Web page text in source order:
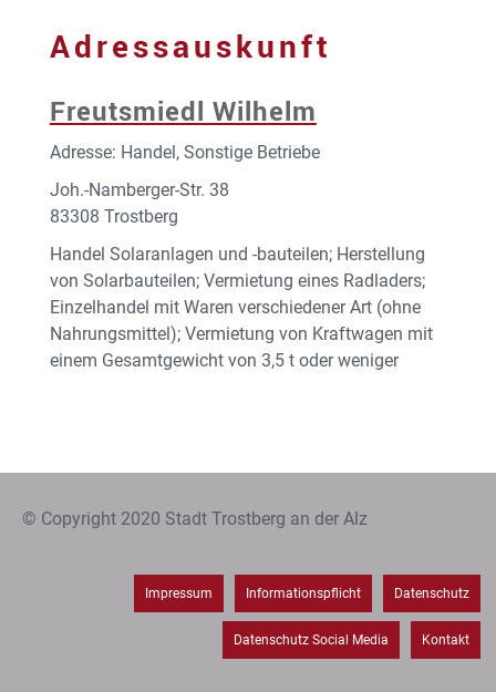
Adressauskunft
Freutsmiedl Wilhelm
Adresse: Handel, Sonstige Betriebe
Joh.-Namberger-Str. 38
83308 Trostberg
Handel Solaranlagen und -bauteilen; Herstellung
von Solarbauteilen; Vermietung eines Radladers;
Einzelhandel mit Waren verschiedener Art (ohne
Nahrungsmittel); Vermietung von Kraftwagen mit
einem Gesamtgewicht von 3,5 t oder weniger
© Copyright 2020 Stadt Trostberg an der Alz
Impressum Informationspflicht Datenschutz
Datenschutz Social Media Kontakt